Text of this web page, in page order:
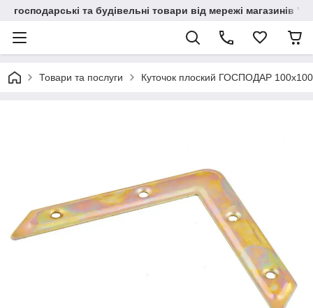
господарські та будівельні товари від мережі магазинів
Товари та послуги Куточок плоский ГОСПОДАР